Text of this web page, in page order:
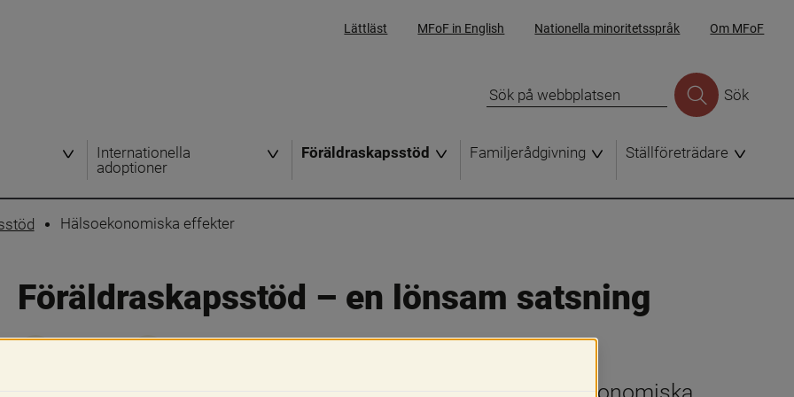
Lättläst MFoF in English Nationella minoritetsspråk Om MFoF
Sök
Internationella
adoptioner
Föräldraskapsstöd Familjerådgivning Ställföreträdare
Hälsoekonomiska effekter
Föräldraskapsstöd – en lönsam satsning